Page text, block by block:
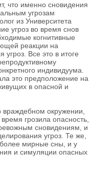
что именно сновидения
угрозам
из Университета
угроз во время снов
когнитивные
реакции на
угроз. Все это в итоге
индивидуума.
это предположение на
в опасной и
враждебном окружении,
грозила опасность,
сновидениям, и
угроз. Те же,
мирные сны, и у
и симуляции опасных